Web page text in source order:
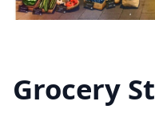
Grocery